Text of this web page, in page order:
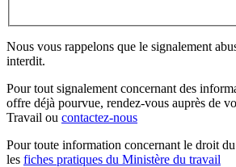
Nous vous rappelons que le signalement
interdit.
Pour tout signalement concernant des
offre déjà pourvue, rendez-vous auprès de
Travail ou contactez-nous
Pour toute information concernant le droit
les fiches pratiques du Ministère du travail